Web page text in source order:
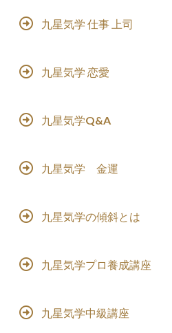
九星気学 仕事 上司
九星気学 恋愛
九星気学Q&A
九星気学 金運
九星気学の傾斜とは
九星気学プロ養成講座
九星気学中級講座